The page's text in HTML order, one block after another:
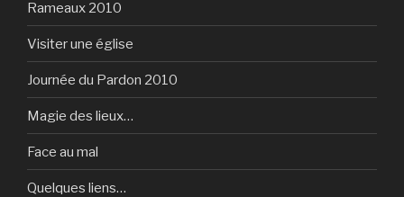
Rameaux 2010
Visiter une église
Journée du Pardon 2010
Magie des lieux…
Face au mal
Quelques liens…